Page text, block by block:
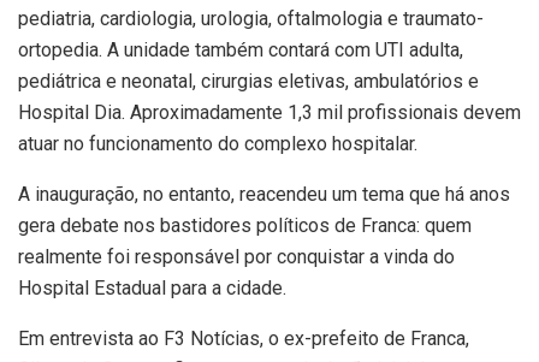
pediatria, cardiologia, urologia, oftalmologia e traumato-
ortopedia. A unidade também contará com UTI adulta,
pediátrica e neonatal, cirurgias eletivas, ambulatórios e
Hospital Dia. Aproximadamente 1,3 mil profissionais devem
atuar no funcionamento do complexo hospitalar.
A inauguração, no entanto, reacendeu um tema que há anos
gera debate nos bastidores políticos de Franca: quem
realmente foi responsável por conquistar a vinda do
Hospital Estadual para a cidade.
Em entrevista ao F3 Notícias, o ex-prefeito de Franca,